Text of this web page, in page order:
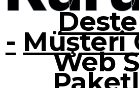
- Müşteri
Web